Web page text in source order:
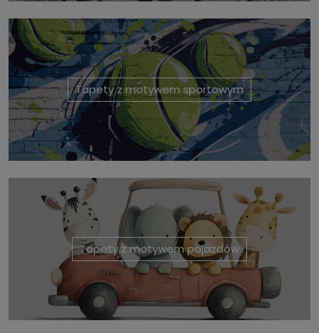
Tapety z motywem sportowym
Tapety z motywem pojazdów